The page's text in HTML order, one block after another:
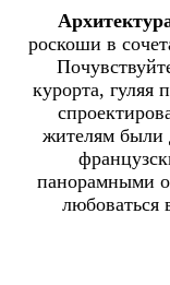
роскоши в
курорта,
жителям были
панорамными
любоваться